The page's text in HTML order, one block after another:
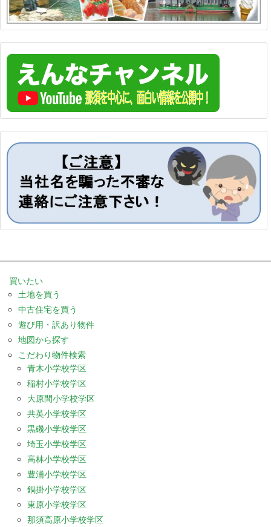
買いたい
土地を買う
中古住宅を買う
遊び用・訳あり物件
地図から探す
こだわり物件検索
青木小学校学区
稲村小学校学区
大原間小学校学区
共英小学校学区
黒磯小学校学区
埼玉小学校学区
高林小学校学区
豊浦小学校学区
鍋掛小学校学区
東原小学校学区
那須高原小学校学区